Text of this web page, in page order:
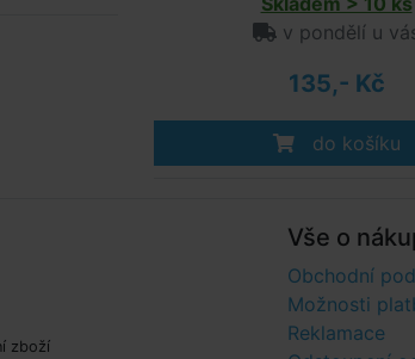
v pondělí u
135,- Kč
do košíku
zboží
Vše o
Obchodní
Možnosti
Reklamace